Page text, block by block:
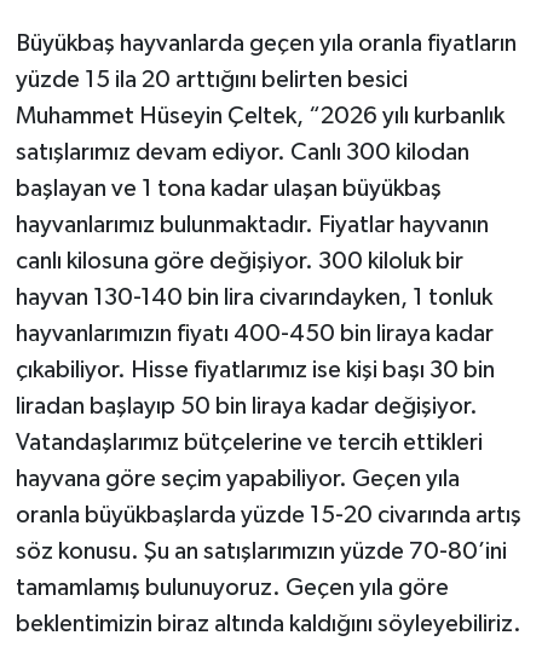
Büyükbaş hayvanlarda geçen yıla oranla fiyatların
yüzde 15 ila 20 arttığını belirten besici
Muhammet Hüseyin Çeltek, “2026 yılı kurbanlık
satışlarımız devam ediyor. Canlı 300 kilodan
başlayan ve 1 tona kadar ulaşan büyükbaş
hayvanlarımız bulunmaktadır. Fiyatlar hayvanın
canlı kilosuna göre değişiyor. 300 kiloluk bir
hayvan 130-140 bin lira civarındayken, 1 tonluk
hayvanlarımızın fiyatı 400-450 bin liraya kadar
çıkabiliyor. Hisse fiyatlarımız ise kişi başı 30 bin
liradan başlayıp 50 bin liraya kadar değişiyor.
Vatandaşlarımız bütçelerine ve tercih ettikleri
hayvana göre seçim yapabiliyor. Geçen yıla
oranla büyükbaşlarda yüzde 15-20 civarında artış
söz konusu. Şu an satışlarımızın yüzde 70-80’ini
tamamlamış bulunuyoruz. Geçen yıla göre
beklentimizin biraz altında kaldığını söyleyebiliriz.